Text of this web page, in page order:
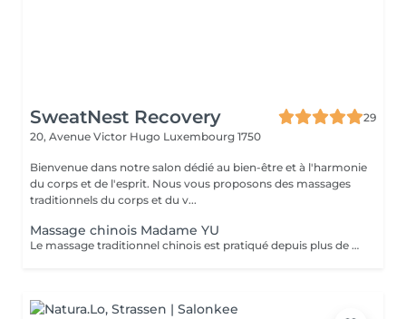
SweatNest Recovery
29
20, Avenue Victor Hugo Luxembourg 1750
Bienvenue dans notre salon dédié au bien-être et à l'harmonie
du corps et de l'esprit. Nous vous proposons des massages
traditionnels du corps et du v...
Massage chinois Madame YU
Le massage traditionnel chinois est pratiqué depuis plus de 2 000 ans. Cette pratique ancestrale vise à libérer la circulation de l'énergie dans le corps. Différentes techniques permettent de rétablir une bonne santé, notamment le pétrissage, le roulement et la pression profonde appliquée sur des points précis. Le massage chinois contribue également au bien-être général grâce à des tapotements et des pressions le long des méridiens et des points d'acupuncture. Le massage chinois se pratique généralement à travers les vêtements ou un tissu, et nécessite le port de vêtements amples, souples et légers. Il est donc recommandé de porter une tenue confortable et ample (y compris les sous-vêtements). Le travail vise à aider chacun à atteindre un équilibre et un bien-être optimal. Chaque personne étant unique, la praticienne adapte ses techniques de massage aux besoins spécifiques de chacun. Le massage chinois: - débloque les méridiens et améliorer la circulation sanguine - harmonise les fonctions organiques - soulage les tensions musculaires - renforce le système immunitaire - lubrifie les articulations - détend le corps et l'esprit.